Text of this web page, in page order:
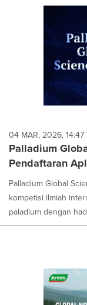
04 MAR, 2026, 14:47
Palladium
Pendaftaran
Palladium Global
kompetisi ilmiah
paladium dengan